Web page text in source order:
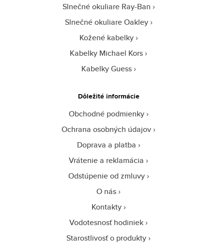
Slnečné okuliare Ray-Ban
Slnečné okuliare Oakley
Kožené kabelky
Kabelky Michael Kors
Kabelky Guess
Dôležité informácie
Obchodné podmienky
Ochrana osobných údajov
Doprava a platba
Vrátenie a reklamácia
Odstúpenie od zmluvy
O nás
Kontakty
Vodotesnosť hodiniek
Starostlivosť o produkty